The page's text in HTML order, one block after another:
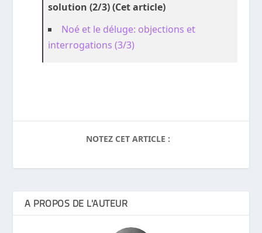
solution (2/3) (Cet article)
Noé et le déluge: objections et
interrogations (3/3)
NOTEZ CET ARTICLE :
A PROPOS DE L'AUTEUR